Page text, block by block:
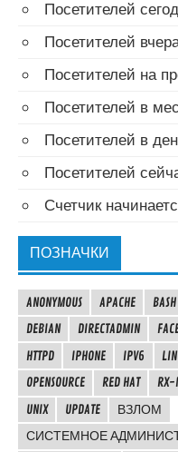
Посетителей
Посетителей
Посетителей на
Посетителей в
Посетителей в
Посетителей
Счетчик
ПОЗНАЧКИ
ANONYMOUS APACHE BASH
DEBIAN
DIRECTADMIN
HTTPD
IPHONE IPV6
OPENSOURCE
RED HAT RX-
UNIX
UPDATE
ВЗЛОМ
СИСТЕМНОЕ